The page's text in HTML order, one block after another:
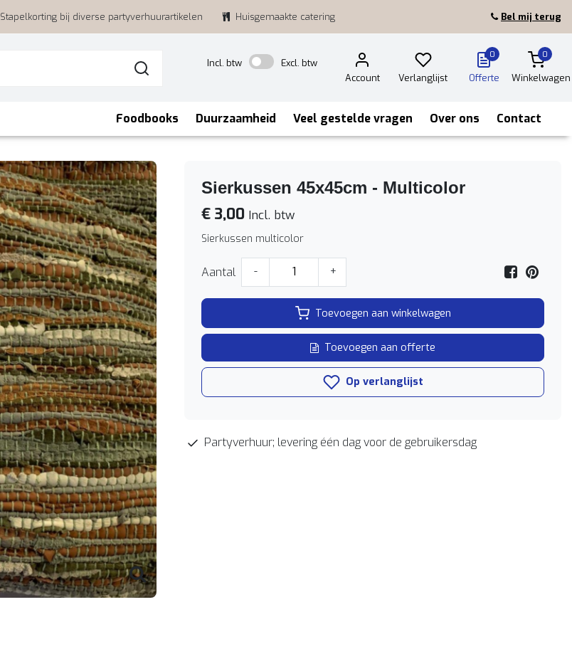
Stapelkorting bij diverse partyverhuurartikelen Huisgemaakte catering Bel mij terug
Incl. btw
Excl. btw
Account
Verlanglijst
0
Offerte
0
Winkelwagen
Foodbooks Duurzaamheid Veel gestelde vragen Over ons Contact
Sierkussen 45x45cm - Multicolor
€ 3,00 Incl. btw
Sierkussen multicolor
Aantal - +
Toevoegen aan winkelwagen
Toevoegen aan offerte
Op verlanglijst
Partyverhuur; levering één dag voor de gebruikersdag